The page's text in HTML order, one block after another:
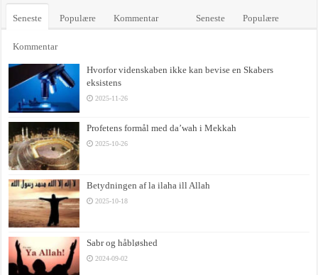
Seneste Populære Kommentar Seneste Populære
Kommentar
Hvorfor videnskaben ikke kan bevise en Skabers
eksistens
2025-11-26
Profetens formål med da’wah i Mekkah
2025-10-26
Betydningen af la ilaha ill Allah
2025-10-18
Sabr og håbløshed
2024-09-02